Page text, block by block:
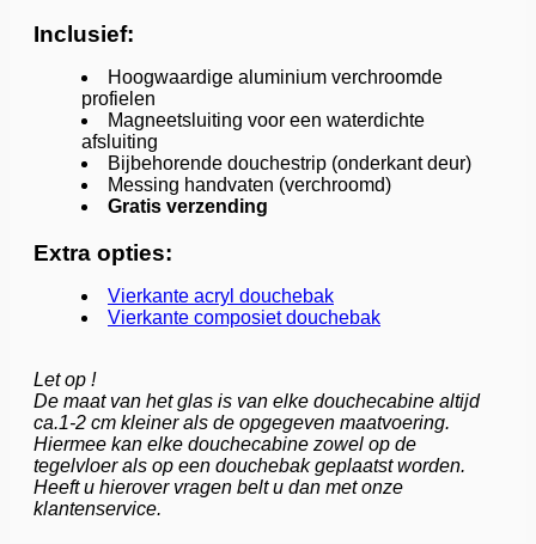
Inclusief:
Hoogwaardige aluminium verchroomde
profielen
Magneetsluiting voor een waterdichte
afsluiting
Bijbehorende douchestrip (onderkant deur)
Messing handvaten (verchroomd)
Gratis verzending
Extra opties:
Vierkante acryl douchebak
Vierkante composiet douchebak
Let op !
De maat van het glas is van elke douchecabine altijd
ca.1-2 cm kleiner als de opgegeven maatvoering.
Hiermee kan elke douchecabine zowel op de
tegelvloer als op een douchebak geplaatst worden.
Heeft u hierover vragen belt u dan met onze
klantenservice.